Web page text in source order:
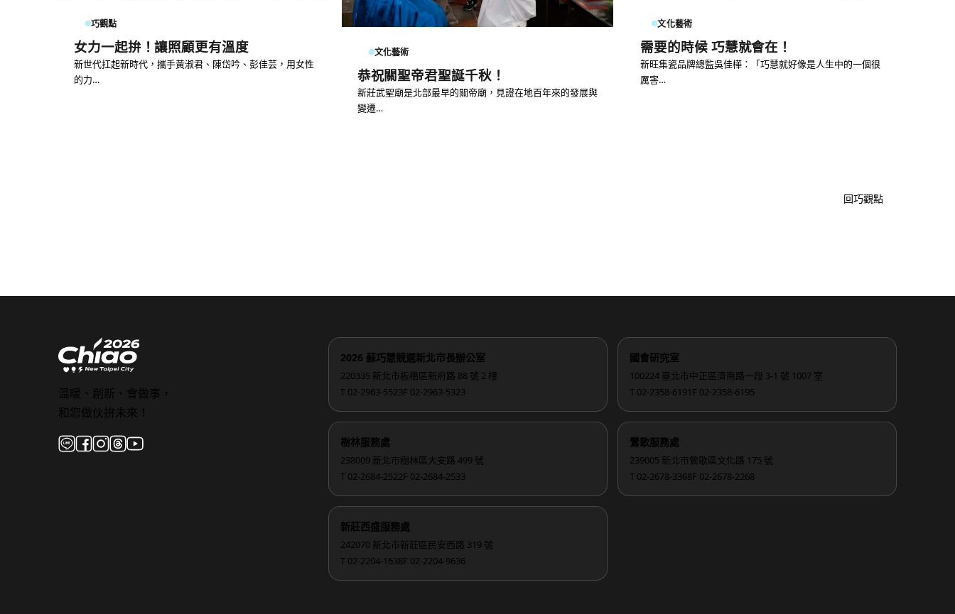
巧觀點
女力一起拚！讓照顧更有溫度
新世代扛起新時代，攜手黃淑君、陳岱吟、彭佳芸，用女性
的力…
文化藝術
恭祝關聖帝君聖誕千秋！
新莊武聖廟是北部最早的關帝廟，見證在地百年來的發展與
變遷…
文化藝術
需要的時候 巧慧就會在！
新旺集瓷品牌總監吳佳樺：「巧慧就好像是人生中的一個很
厲害…
回巧觀點
溫暖、創新、會做事，
和您做伙拚未來！
2026 蘇巧慧競選新北市長辦公室
220335 新北市板橋區新府路 88 號 2 樓
T 02-2963-5523F 02-2963-5323
國會研究室
100224 臺北市中正區濟南路一段 3-1 號 1007 室
T 02-2358-6191 F 02-2358-6195
樹林服務處
238009 新北市樹林區大安路 499 號
T 02-2684-2522F 02-2684-2533
鶯歌服務處
239005 新北市鶯歌區文化路 175 號
T 02-2678-3368F 02-2678-2268
新莊西盛服務處
242070 新北市新莊區民安西路 319 號
T 02-2204-1638F 02-2204-9636